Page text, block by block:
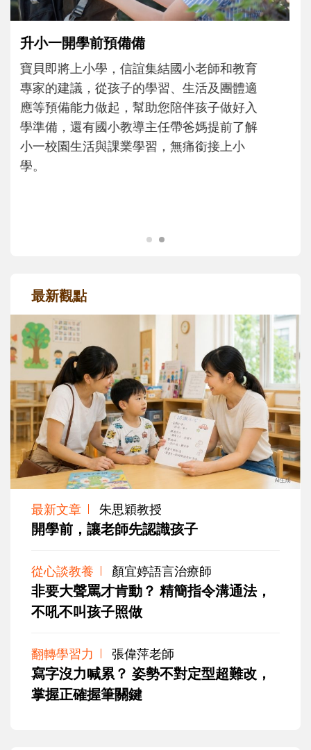
和孩子一起長大的那個男人│讀懂父親的
不同模樣
沒有人天生就擅長當爸爸！男人總是在一次
次「前所未有」的體驗中，跟著孩子一起長
大。從給予安全感的肢體遊戲，到獨立自
主、角色認同及解決問題的能力養成。爸爸
正嘗試用不同的模樣，參與孩子每個重要的
最新觀點
最新文章 朱思穎教授
開學前，讓老師先認識孩子
從心談教養 顏宜婷語言治療師
非要大聲罵才肯動？ 精簡指令溝通法，
不吼不叫孩子照做
翻轉學習力 張偉萍老師
寫字沒力喊累？ 姿勢不對定型超難改，
掌握正確握筆關鍵